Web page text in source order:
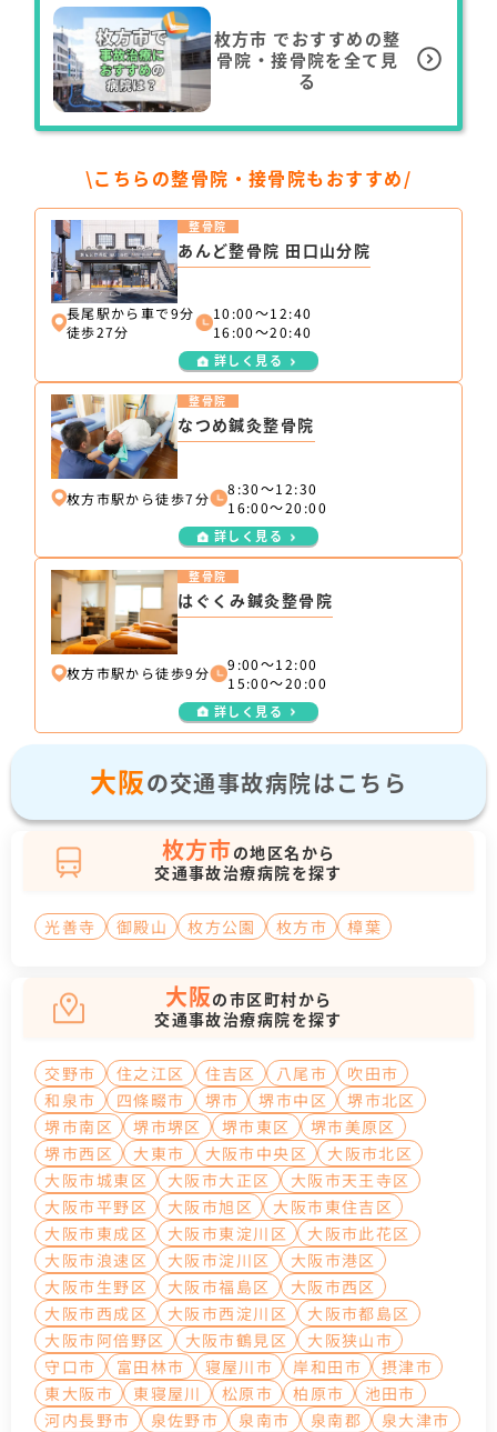
枚方市 でおすすめの整
骨院・接骨院を全て見
る
\こちらの整骨院・接骨院もおすすめ/
あんど整骨院 田口山分院
整骨院
長尾駅から車で9分
徒歩27分
10:00～12:40
16:00～20:40
詳しく見る
なつめ鍼灸整骨院
整骨院
枚方市駅から徒歩7分
8:30～12:30
16:00～20:00
詳しく見る
はぐくみ鍼灸整骨院
整骨院
枚方市駅から徒歩9分
9:00～12:00
15:00～20:00
詳しく見る
大阪の交通事故病院はこちら
枚方市の地区名から
交通事故治療病院を探す
光善寺 御殿山 枚方公園 枚方市 樟葉
大阪の市区町村から
交通事故治療病院を探す
交野市 住之江区 住吉区 八尾市
吹田市
和泉市
四條畷市 堺市 堺市中区
堺市北区
堺市南区
堺市堺区 堺市東区
堺市美原区
堺市西区
大東市 大阪市中央区
大阪市北区
大阪市城東区
大阪市大正区
大阪市天王寺区
大阪市平野区
大阪市旭区
大阪市東住吉区
大阪市東成区
大阪市東淀川区
大阪市此花区
大阪市浪速区
大阪市淀川区
大阪市港区
大阪市生野区
大阪市福島区
大阪市西区
大阪市西成区
大阪市西淀川区
大阪市都島区
大阪市阿倍野区
大阪市鶴見区
大阪狭山市
守口市
富田林市 寝屋川市 岸和田市
摂津市
東大阪市
東寝屋川 松原市 柏原市
池田市
河内長野市
泉佐野市 泉南市 泉南郡
泉大津市